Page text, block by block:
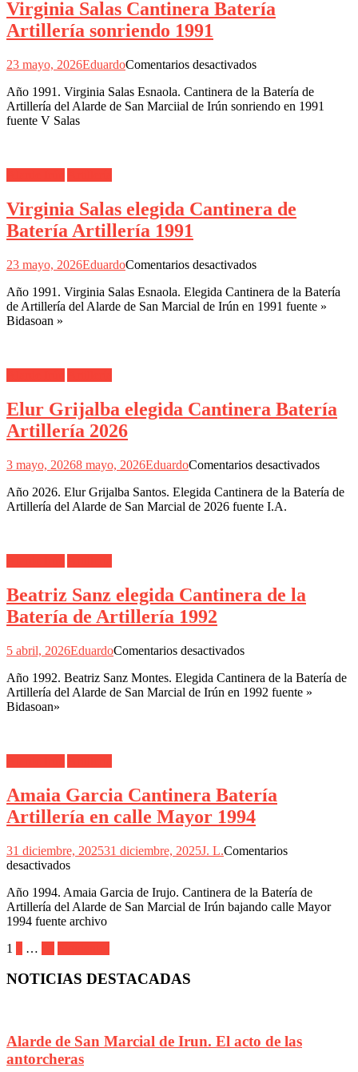
Virginia Salas Cantinera Batería
Artillería sonriendo 1991
23 mayo, 2026EduardoComentarios desactivadosen
Salas
Cantinera
Año 1991. Virginia Salas Esnaola. Cantinera de la Batería de
Artillería del Alarde de San Marciial de Irún sonriendo en 1991
fuente V Salas
Virginia Salas elegida Cantinera de
Batería Artillería 1991
23 mayo, 2026EduardoComentarios desactivadosen
Salas
elegida
Año 1991. Virginia Salas Esnaola. Elegida Cantinera de la Batería
de Artillería del Alarde de San Marcial de Irún en 1991 fuente »
Bidasoan »
Elur Grijalba elegida Cantinera Batería
Artillería 2026
3 mayo, 20268 mayo, 2026EduardoComentarios desactivadosen
Año 2026. Elur Grijalba Santos. Elegida Cantinera de la Batería de
Artillería del Alarde de San Marcial de 2026 fuente I.A.
Beatriz Sanz elegida Cantinera de la
Batería de Artillería 1992
5 abril, 2026EduardoComentarios desactivadosen
Sanz
elegida
1992
Año 1992. Beatriz Sanz Montes. Elegida Cantinera de la Batería de
Artillería del Alarde de San Marcial de Irún en 1992 fuente »
Bidasoan»
Amaia Garcia Cantinera Batería
Artillería en calle Mayor 1994
31 diciembre, 202531 diciembre, 2025J. L.Comentarios
desactivadosen
Garcia
Cantinera
Batería
Mayor
Año 1994. Amaia Garcia de Irujo. Cantinera de la Batería de
Artillería del Alarde de San Marcial de Irún bajando calle Mayor
1994 fuente archivo
Paginación
de
1 …
NOTICIAS DESTACADAS
Alarde de San Marcial de Irun. El acto de las
antorcheras